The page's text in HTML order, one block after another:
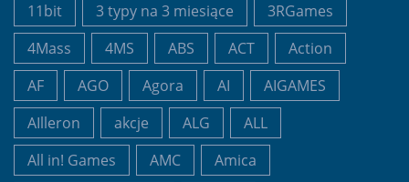
11bit
3 typy na 3 miesiące
3RGames
4Mass
4MS ABS ACT
Action
AF
AGO Agora AI
AIGAMES
AIlleron
akcje ALG
ALL
All in! Games
AMC
Amica